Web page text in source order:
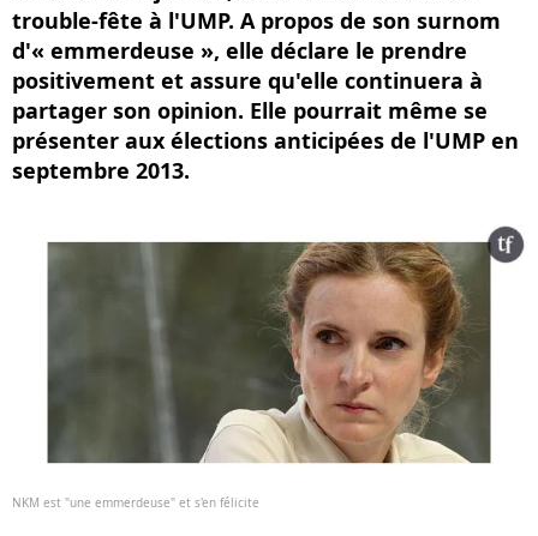
trouble-fête à l'UMP. A propos de son surnom
d'« emmerdeuse », elle déclare le prendre
positivement et assure qu'elle continuera à
partager son opinion. Elle pourrait même se
présenter aux élections anticipées de l'UMP en
septembre 2013.
NKM est "une emmerdeuse" et s'en félicite